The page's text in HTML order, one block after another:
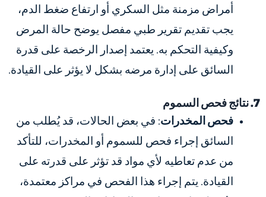
أمراض مزمنة مثل السكري أو ارتفاع ضغط الدم،
يجب تقديم تقرير طبي مفصل يوضح حالة المرض
وكيفية التحكم به. يعتمد إصدار الرخصة على قدرة
السائق على إدارة مرضه بشكل لا يؤثر على القيادة.
7. نتائج فحص السموم
فحص المخدرات: في بعض الحالات، قد يُطلب من
السائق إجراء فحص للسموم أو المخدرات، للتأكد
من عدم تعاطيه لأي مواد قد تؤثر على قدرته على
القيادة. يتم إجراء هذا الفحص في مراكز معتمدة،